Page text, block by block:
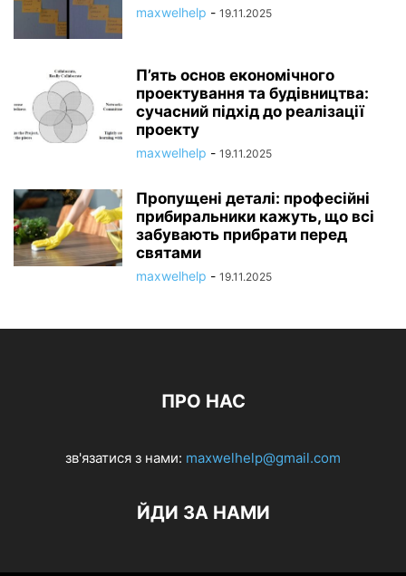
maxwelhelp - 19.11.2025
П’ять основ економічного
проектування та будівництва:
сучасний підхід до реалізації
проекту
maxwelhelp - 19.11.2025
Пропущені деталі: професійні
прибиральники кажуть, що всі
забувають прибрати перед
святами
maxwelhelp - 19.11.2025
ПРО НАС
зв'язатися з нами: maxwelhelp@gmail.com
ЙДИ ЗА НАМИ